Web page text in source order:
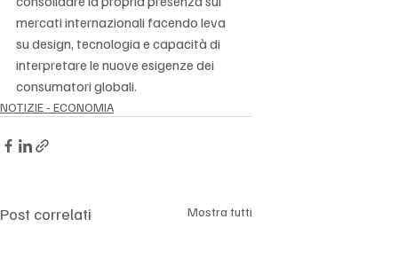
mercati internazionali facendo leva
su design, tecnologia e capacità di
interpretare le nuove esigenze dei
consumatori globali.
NOTIZIE - ECONOMIA
Post correlati Mostra tutti